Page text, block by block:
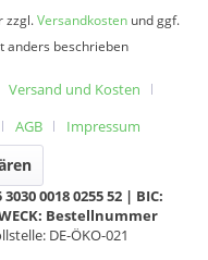
zzgl.Versandkosten und ggf.
anders beschrieben
Versand und Kosten
AGB Impressum
0018 0255 52 | BIC:
Bestellnummer
DE-ÖKO-021